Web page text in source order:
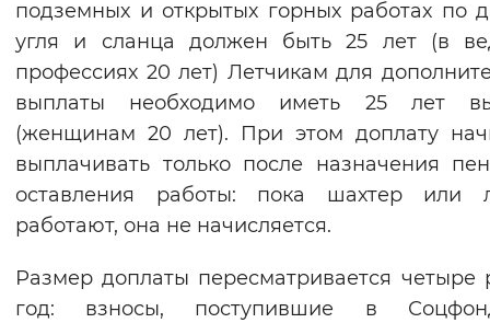
подземных и открытых горных работах по
угля и сланца должен быть 25 лет (в
профессиях 20 лет) Летчикам для
выплаты необходимо иметь 25 лет
(женщинам 20 лет). При этом доплату
выплачивать только после назначения
оставления работы: пока шахтер или
работают, она не начисляется.
Размер доплаты пересматривается четыре
год: взносы, поступившие в